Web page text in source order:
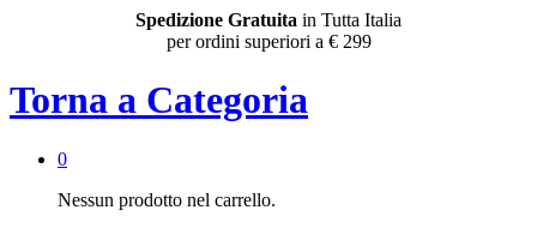
Spedizione Gratuita in Tutta Italia
per ordini superiori a € 299
Torna a Categoria
0
Nessun prodotto nel carrello.